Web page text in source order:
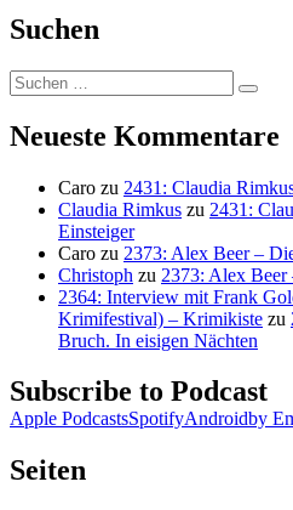
Suchen
Suchen
nach:
Suchen
Neueste Kommentare
Caro zu 2431: Claudia
Claudia Rimkus zu 2431:
Einsteiger
Caro zu 2373: Alex Beer –
Christoph zu 2373: Alex Beer
2364: Interview mit Frank
Krimifestival) – Krimikiste zu
Bruch. In eisigen Nächten
Subscribe to Podcast
Apple PodcastsSpotifyAndroidby
Seiten